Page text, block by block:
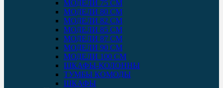
МОДЕЛИ 75 СМ
МОДЕЛИ 80 СМ
МОДЕЛИ 82 СМ
МОДЕЛИ 85 СМ
МОДЕЛИ 87 СМ
МОДЕЛИ 90 СМ
МОДЕЛИ 100 СМ
ШКАФЫ-КОЛОННЫ
ТУМБЫ КОМОДЫ
ШКАФЫ